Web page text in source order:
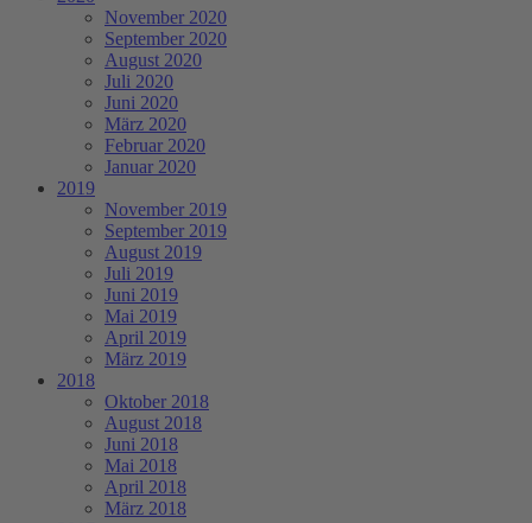
November 2020
September 2020
August 2020
Juli 2020
Juni 2020
März 2020
Februar 2020
Januar 2020
2019
November 2019
September 2019
August 2019
Juli 2019
Juni 2019
Mai 2019
April 2019
März 2019
2018
Oktober 2018
August 2018
Juni 2018
Mai 2018
April 2018
März 2018